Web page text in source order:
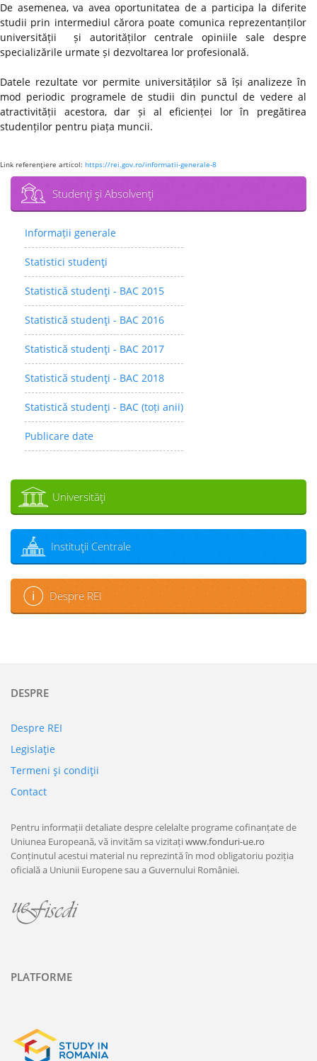
De asemenea, va avea oportunitatea de a participa la diferite
studii prin intermediul cărora poate comunica reprezentanților
universității și autorităților centrale opiniile sale despre
specializările urmate și dezvoltarea lor profesională.
Datele rezultate vor permite universităților să își analizeze în
mod periodic programele de studii din punctul de vedere al
atractivității acestora, dar și al eficienței lor în pregătirea
studenților pentru piața muncii.
Link referenţiere articol: https://rei.gov.ro/informatii-generale-8
Studenţi şi Absolvenţi
Informații generale
Statistici studenţi
Statistică studenţi - BAC 2015
Statistică studenţi - BAC 2016
Statistică studenţi - BAC 2017
Statistică studenţi - BAC 2018
Statistică studenţi - BAC (toți anii)
Publicare date
Universităţi
Instituţii Centrale
Despre REI
DESPRE
Despre REI
Legislaţie
Termeni şi condiţii
Contact
Pentru informații detaliate despre celelalte programe cofinanțate de
Uniunea Europeană, vă invităm sa vizitațiwww.fonduri-ue.ro
Conținutul acestui material nu reprezintă în mod obligatoriu poziția
oficială a Uniunii Europene sau a Guvernului României.
PLATFORME